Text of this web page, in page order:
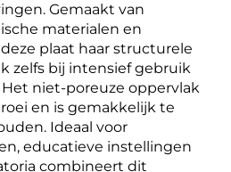
Gemaakt van
materialen en
plaat haar structurele
zelfs bij intensief gebruik
niet-poreuze oppervlak
en is gemakkelijk te
Ideaal voor
educatieve instellingen
combineert dit